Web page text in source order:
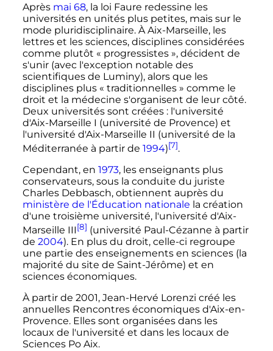
Après mai 68, la loi Faure redessine les
universités en unités plus petites, mais sur le
mode pluridisciplinaire. À Aix-Marseille, les
lettres et les sciences, disciplines considérées
comme plutôt « progressistes », décident de
s'unir (avec l'exception notable des
scientifiques de Luminy), alors que les
disciplines plus « traditionnelles » comme le
droit et la médecine s'organisent de leur côté.
Deux universités sont créées : l'université
d'Aix-Marseille I (université de Provence) et
l'université d'Aix-Marseille II (université de la
Méditerranée à partir de 1994)[7].
Cependant, en 1973, les enseignants plus
conservateurs, sous la conduite du juriste
Charles Debbasch, obtiennent auprès du
ministère de l'Éducation nationale la création
d'une troisième université, l'université d'Aix-
Marseille III[8] (université Paul-Cézanne à partir
de 2004). En plus du droit, celle-ci regroupe
une partie des enseignements en sciences (la
majorité du site de Saint-Jérôme) et en
sciences économiques.
À partir de 2001, Jean-Hervé Lorenzi créé les
annuelles Rencontres économiques d'Aix-en-
Provence. Elles sont organisées dans les
locaux de l'université et dans les locaux de
Sciences Po Aix.